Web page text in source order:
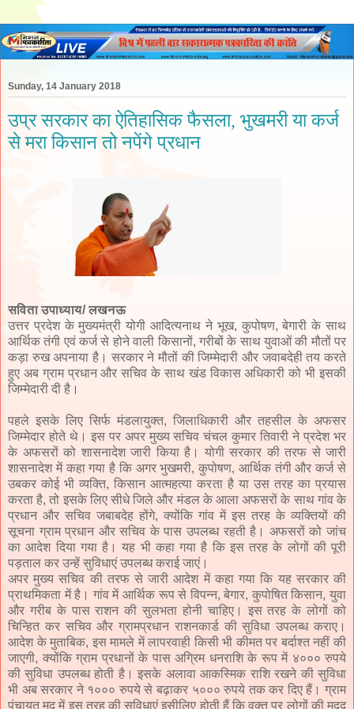
Sunday, 14 January 2018
उप्र सरकार का ऐतिहासिक फैसला, भुखमरी या कर्ज
से मरा किसान तो नपेंगे प्रधान
सविता उपाध्याय/ लखनऊ
उत्तर प्रदेश के मुख्यमंत्री योगी आदित्यनाथ ने भूख, कुपोषण, बेगारी के साथ
आर्थिक तंगी एवं कर्ज से होने वाली किसानों, गरीबों के साथ युवाओं की मौतों पर
कड़ा रुख अपनाया है। सरकार ने मौतों की जिम्मेदारी और जवाबदेही तय करते
हुए अब ग्राम प्रधान और सचिव के साथ खंड विकास अधिकारी को भी इसकी
जिम्मेदारी दी है।
पहले इसके लिए सिर्फ मंडलायुक्त, जिलाधिकारी और तहसील के अफसर
जिम्मेदार होते थे। इस पर अपर मुख्य सचिव चंचल कुमार तिवारी ने प्रदेश भर
के अफसरों को शासनादेश जारी किया है। योगी सरकार की तरफ से जारी
शासनादेश में कहा गया है कि अगर भुखमरी, कुपोषण, आर्थिक तंगी और कर्ज से
उबकर कोई भी व्यक्ति, किसान आत्महत्या करता है या उस तरह का प्रयास
करता है, तो इसके लिए सीधे जिले और मंडल के आला अफसरों के साथ गांव के
प्रधान और सचिव जबाबदेह होंगे, क्योंकि गांव में इस तरह के व्यक्तियों की
सूचना ग्राम प्रधान और सचिव के पास उपलब्ध रहती है। अफसरों को जांच
का आदेश दिया गया है। यह भी कहा गया है कि इस तरह के लोगों की पूरी
पड़ताल कर उन्हें सुविधाएं उपलब्ध कराई जाएं।
अपर मुख्य सचिव की तरफ से जारी आदेश में कहा गया कि यह सरकार की
प्राथमिकता में है। गांव में आर्थिक रूप से विपन्न, बेगार, कुपोषित किसान, युवा
और गरीब के पास राशन की सुलभता होनी चाहिए। इस तरह के लोगों को
चिन्हित कर सचिव और ग्रामप्रधान राशनकार्ड की सुविधा उपलब्ध कराए।
आदेश के मुताबिक, इस मामले में लापरवाही किसी भी कीमत पर बर्दाश्त नहीं की
जाएगी, क्योंकि ग्राम प्रधानों के पास अग्रिम धनराशि के रूप में ४००० रुपये
की सुविधा उपलब्ध होती है। इसके अलावा आकस्मिक राशि रखने की सुविधा
भी अब सरकार ने १००० रुपये से बढ़ाकर ५००० रुपये तक कर दिए हैं। ग्राम
पंचायत मद में इस तरह की सुविधाएं इसीलिए होती हैं कि वक्त पर लोगों की मदद